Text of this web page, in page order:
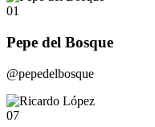
01
Pepe del Bosque
@pepedelbosque
07